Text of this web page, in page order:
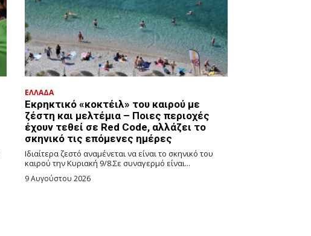
ΕΛΛΑΔΑ
Εκρηκτικό «κοκτέιλ» του καιρού με
ζέστη και μελτέμια – Ποιες περιοχές
έχουν τεθεί σε Red Code, αλλάζει το
σκηνικό τις επόμενες ημέρες
Ιδιαίτερα ζεστό αναμένεται να είναι το σκηνικό του
καιρού την Κυριακή 9/8.Σε συναγερμό είναι...
9 Αυγούστου 2026